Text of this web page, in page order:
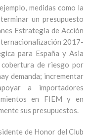
medidas como la
un presupuesto
Estrategia de Acción
2017-
para España y Asia
de riesgo por
demanda; incrementar
a importadores
en FIEM y en
sus presupuestos.
de Honor del Club